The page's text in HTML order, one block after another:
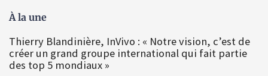
À la une
Thierry Blandinière, InVivo : « Notre vision, c’est de
créer un grand groupe international qui fait partie
des top 5 mondiaux »